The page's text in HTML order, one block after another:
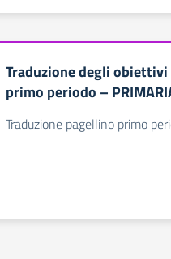
Traduzione degli
primo periodo –
Traduzione pagellino primo